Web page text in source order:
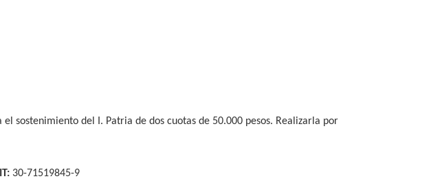
sostenimiento del I. Patria de dos cuotas de 50.000 pesos. Realizarla por
30-71519845-9